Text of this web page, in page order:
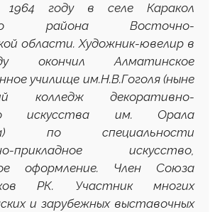
1964 году в селе Каракол
района Восточно-
области. Художник-ювелир в
окончил Алматинское
училище им.Н.В.Гоголя (ныне
колледж декоративно-
искусства им. Орала
по специальности
прикладное искусство,
оформление. Член Союза
РК. Участник многих
и зарубежных выставочных